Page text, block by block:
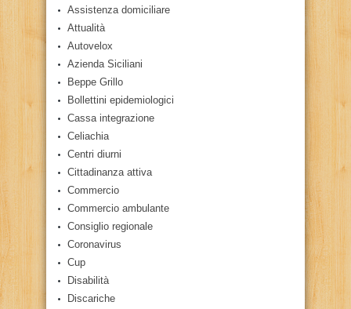
Assistenza domiciliare
Attualità
Autovelox
Azienda Siciliani
Beppe Grillo
Bollettini epidemiologici
Cassa integrazione
Celiachia
Centri diurni
Cittadinanza attiva
Commercio
Commercio ambulante
Consiglio regionale
Coronavirus
Cup
Disabilità
Discariche